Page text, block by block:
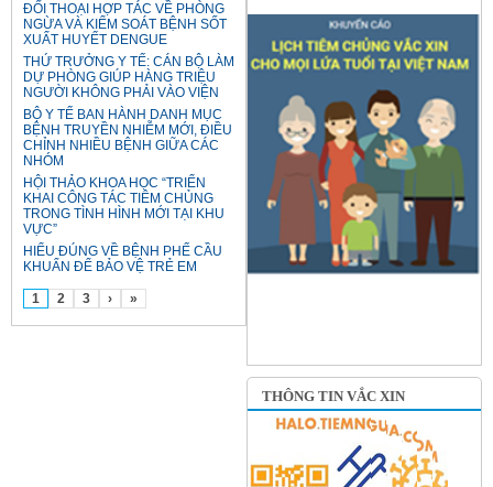
ĐỐI THOẠI HỢP TÁC VỀ PHÒNG
NGỪA VÀ KIỂM SOÁT BỆNH SỐT
XUẤT HUYẾT DENGUE
THỨ TRƯỞNG Y TẾ: CÁN BỘ LÀM
DỰ PHÒNG GIÚP HÀNG TRIỆU
NGƯỜI KHÔNG PHẢI VÀO VIỆN
BỘ Y TẾ BAN HÀNH DANH MỤC
BỆNH TRUYỀN NHIỄM MỚI, ĐIỀU
CHỈNH NHIỀU BỆNH GIỮA CÁC
NHÓM
HỘI THẢO KHOA HỌC “TRIỂN
KHAI CÔNG TÁC TIÊM CHỦNG
TRONG TÌNH HÌNH MỚI TẠI KHU
VỰC”
HIỂU ĐÚNG VỀ BỆNH PHẾ CẦU
KHUẨN ĐỂ BẢO VỆ TRẺ EM
1 2 3 › »
THÔNG TIN VẮC XIN